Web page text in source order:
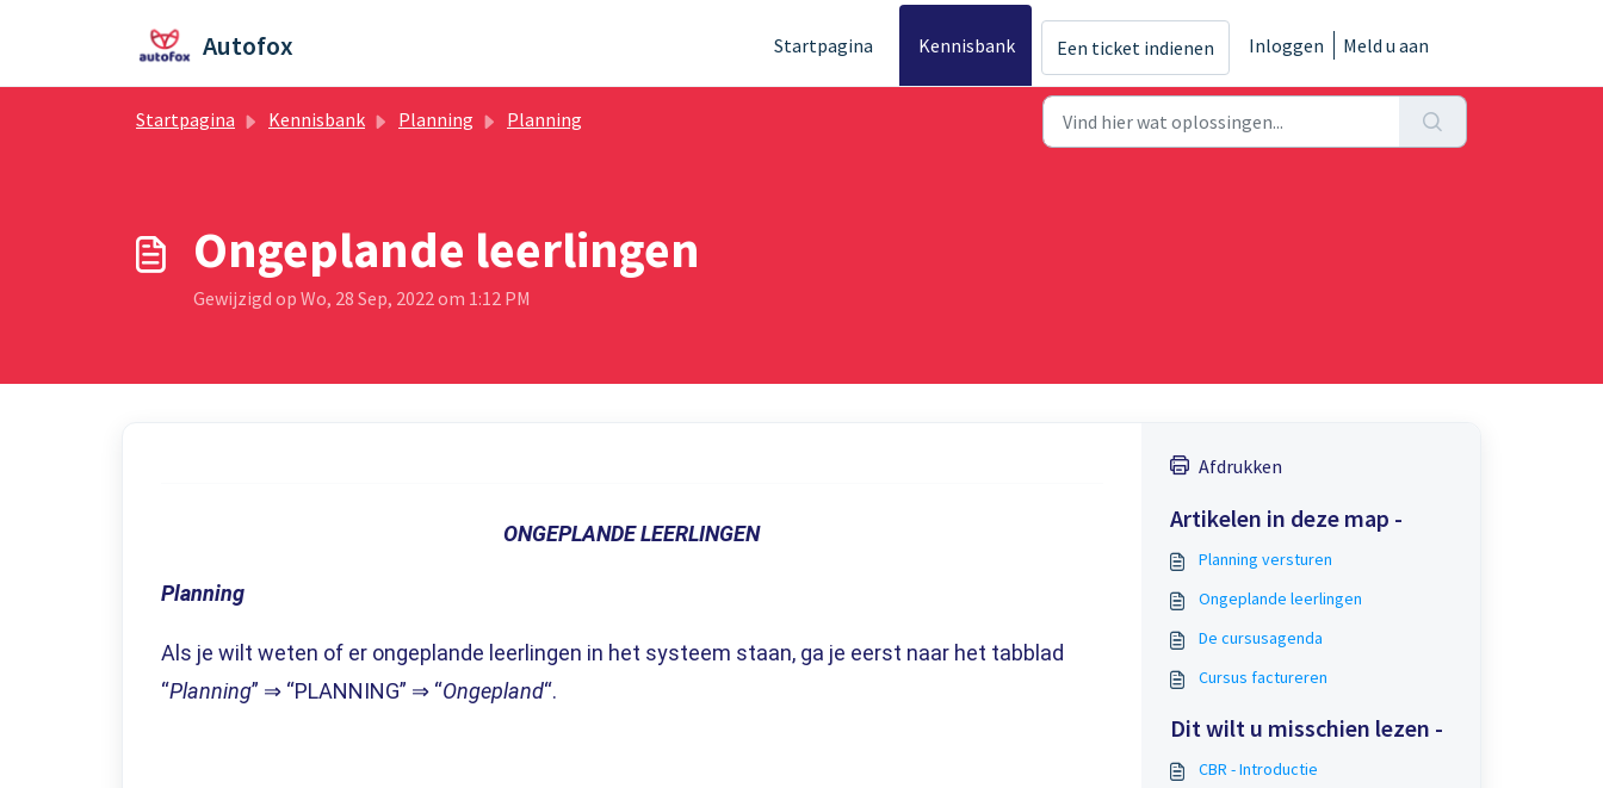
Autofox Startpagina Kennisbank Een ticket indienen Inloggen Meld u aan
Startpagina Kennisbank Planning Planning
Ongeplande leerlingen
Gewijzigd op Wo, 28 Sep, 2022 om 1:12 PM
ONGEPLANDE LEERLINGEN
Planning
Als je wilt weten of er ongeplande leerlingen in het systeem staan, ga je eerst naar het tabblad
“Planning” ⇒ “PLANNING” ⇒ “Ongepland“.
Afdrukken
Artikelen in deze map -
Planning versturen
Ongeplande leerlingen
De cursusagenda
Cursus factureren
Dit wilt u misschien lezen -
CBR - Introductie